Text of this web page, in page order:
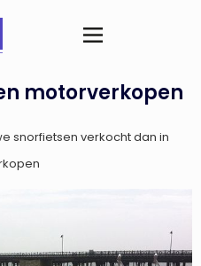
motorverkopen
snorfietsen verkocht dan in